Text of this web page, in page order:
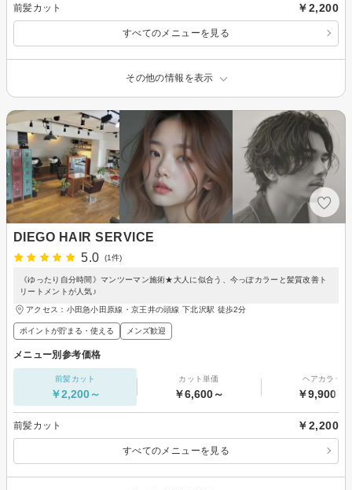
前髪カット ￥2,200
すべてのメニューを見る
その他の情報を表示
DIEGO HAIR SERVICE
5.0
(1件)
《ゆったり自分時間》マンツーマン施術★大人に似合う、今っぽカラーと髪質改善ト
リートメントが人気♪
アクセス：小田急小田原線・京王井の頭線 下北沢駅 徒歩2分
ポイントが貯まる・使える メンズ歓迎
メニュー別参考価格
前髪カット
￥2,200～
カット単価
￥6,600～
ヘアカラー
￥9,900～
前髪カット ￥2,200
すべてのメニューを見る